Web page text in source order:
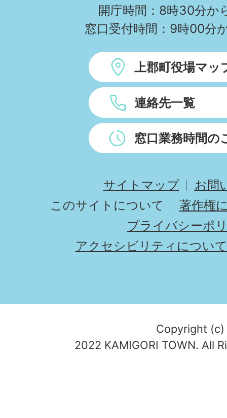
開庁時間：8時30分か
窓口受付時間：9時00分
上郡町役場マッ
連絡先一覧
窓口業務時間の
サイトマップ
お問
このサイトについて
著作権
プライバシーポ
アクセシビリティについて
Copyright (c)
2022 KAMIGORI TOWN. All